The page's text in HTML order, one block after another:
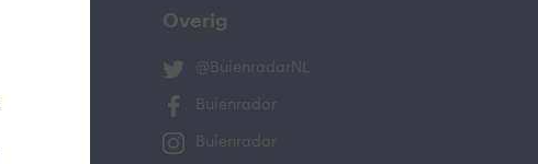
Overig
@BuienradarNL
Buienradar
Buienradar